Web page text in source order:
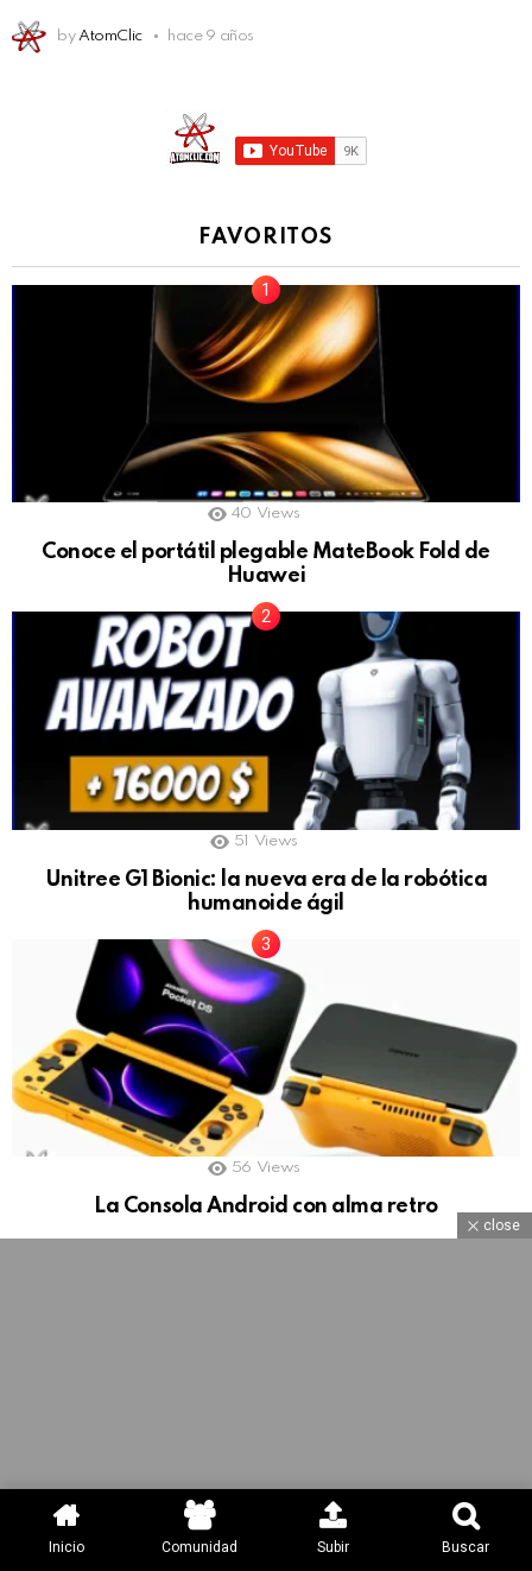
by AtomClic hace 9 años
FAVORITOS
40 Views
Conoce el portátil plegable MateBook Fold de
Huawei
51 Views
Unitree G1 Bionic: la nueva era de la robótica
humanoide ágil
56 Views
La Consola Android con alma retro
close
Inicio Comunidad Subir Buscar